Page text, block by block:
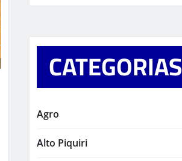
CATEGORIAS
Agro
Alto Piquiri